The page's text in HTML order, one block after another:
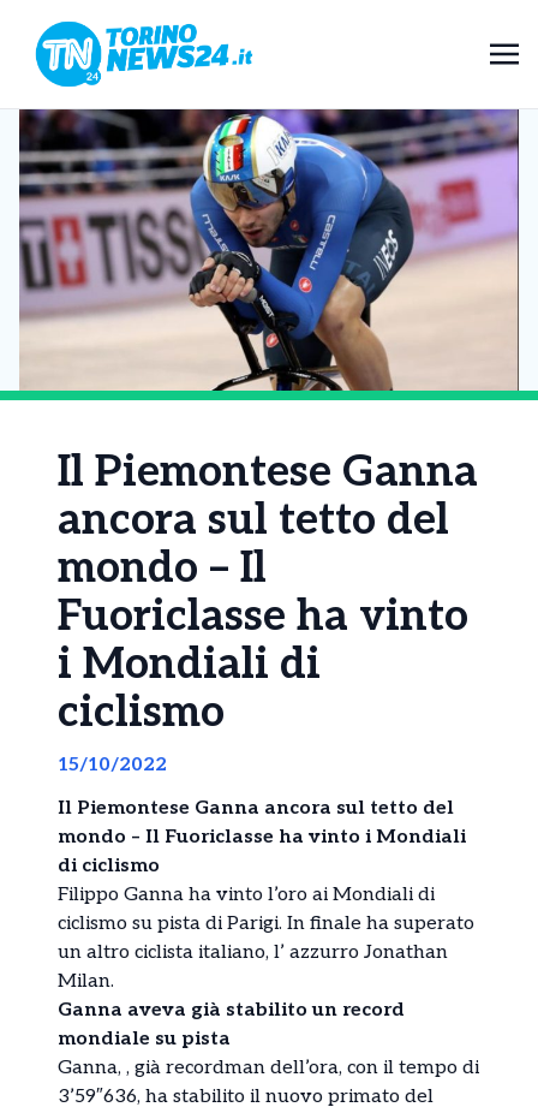
Il Piemontese Ganna
ancora sul tetto del
mondo – Il
Fuoriclasse ha vinto
i Mondiali di
ciclismo
15/10/2022
Il Piemontese Ganna ancora sul tetto del
mondo – Il Fuoriclasse ha vinto i Mondiali
di ciclismo
Filippo Ganna ha vinto l’oro ai Mondiali di
ciclismo su pista di Parigi. In finale ha superato
un altro ciclista italiano, l’ azzurro Jonathan
Milan.
Ganna aveva già stabilito un record
mondiale su pista
Ganna, , già recordman dell’ora, con il tempo di
3’59″636, ha stabilito il nuovo primato del